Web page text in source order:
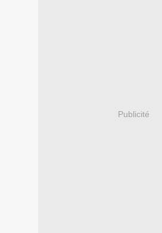
Publicité